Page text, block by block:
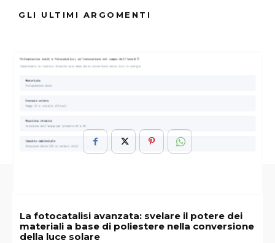
l’efedrina.
ARGOMENTI :
Integratori
GLI ULTIMI ARGOMENTI
La fotocatalisi avanzata: svelare il potere dei
materiali a base di poliestere nella conversione
della luce solare